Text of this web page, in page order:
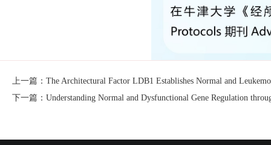
上一篇：The Architectural Factor LDB1 Establishes Normal and
下一篇：Understanding Normal and Dysfunctional Gene Regulation